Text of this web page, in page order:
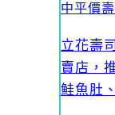
中平價
立花壽
賣店，
鮭魚肚